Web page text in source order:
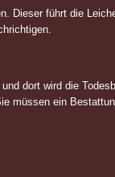
Dieser führt die
dort wird die
müssen ein